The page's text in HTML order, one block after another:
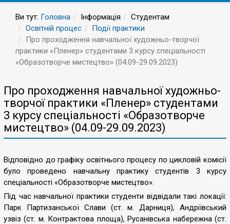
Ви тут: Головна Інформація
Студентам
Освітній процес
Події практики
Про проходження навчальної художньо-творчої
практики «Пленер» студентами 3 курсу спеціальності
«Образотворче мистецтво» (04.09-29.09.2023)
Про проходження навчальної художньо-
творчої практики «Пленер» студентами
3 курсу спеціальності «Образотворче
мистецтво» (04.09-29.09.2023)
Відповідно до графіку освітнього процесу по цикловій комісії
було проведено навчальну практику студентів 3 курсу
спеціальності «Образотворче мистецтво».
Під час навчальної практики студенти відвідали такі локації:
Парк Партизанської Слави (ст. м. Дарниця), Андріївський
узвіз (ст. м. Контрактова площа), Русанівська набережна (ст.